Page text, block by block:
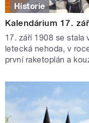
Historie
Kalendárium 17.
17. září 1908 se stala
letecká nehoda, v
první raketoplán a